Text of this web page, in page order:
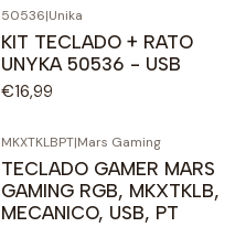
50536|Unika
KIT TECLADO + RATO
UNYKA 50536 - USB
€16,99
MKXTKLBPT|Mars Gaming
TECLADO GAMER MARS
GAMING RGB, MKXTKLB,
MECANICO, USB, PT